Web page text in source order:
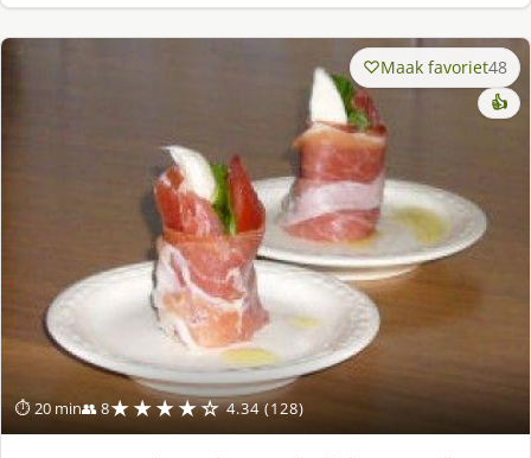
⏱ 20 min👥 8★★★★☆ 4.34 (128)
Maak favoriet48
👍